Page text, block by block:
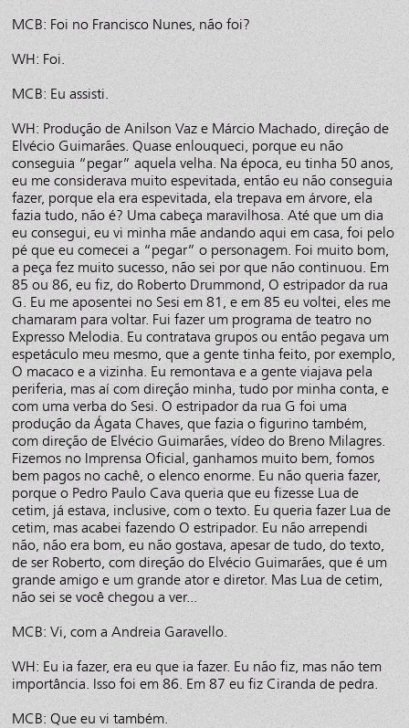
MCB: Foi no Francisco Nunes, não foi?
WH: Foi.
MCB: Eu assisti.
WH: Produção de Anilson Vaz e Márcio Machado, direção de
Elvécio Guimarães. Quase enlouqueci, porque eu não
conseguia “pegar” aquela velha. Na época, eu tinha 50 anos,
eu me considerava muito espevitada, então eu não conseguia
fazer, porque ela era espevitada, ela trepava em árvore, ela
fazia tudo, não é? Uma cabeça maravilhosa. Até que um dia
eu consegui, eu vi minha mãe andando aqui em casa, foi pelo
pé que eu comecei a “pegar” o personagem. Foi muito bom,
a peça fez muito sucesso, não sei por que não continuou. Em
85 ou 86, eu fiz, do Roberto Drummond, O estripador da rua
G. Eu me aposentei no Sesi em 81, e em 85 eu voltei, eles me
chamaram para voltar. Fui fazer um programa de teatro no
Expresso Melodia. Eu contratava grupos ou então pegava um
espetáculo meu mesmo, que a gente tinha feito, por exemplo,
O macaco e a vizinha. Eu remontava e a gente viajava pela
periferia, mas aí com direção minha, tudo por minha conta, e
com uma verba do Sesi. O estripador da rua G foi uma
produção da Ágata Chaves, que fazia o figurino também,
com direção de Elvécio Guimarães, vídeo do Breno Milagres.
Fizemos no Imprensa Oficial, ganhamos muito bem, fomos
bem pagos no cachê, o elenco enorme. Eu não queria fazer,
porque o Pedro Paulo Cava queria que eu fizesse Lua de
cetim, já estava, inclusive, com o texto. Eu queria fazer Lua de
cetim, mas acabei fazendo O estripador. Eu não arrependi
não, não era bom, eu não gostava, apesar de tudo, do texto,
de ser Roberto, com direção do Elvécio Guimarães, que é um
grande amigo e um grande ator e diretor. Mas Lua de cetim,
não sei se você chegou a ver...
MCB: Vi, com a Andreia Garavello.
WH: Eu ia fazer, era eu que ia fazer. Eu não fiz, mas não tem
importância. Isso foi em 86. Em 87 eu fiz Ciranda de pedra.
MCB: Que eu vi também.